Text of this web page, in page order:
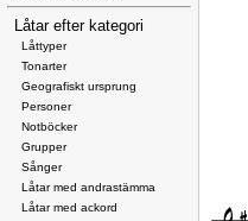
Låtar efter kategori
Låttyper
Tonarter
Geografiskt ursprung
Personer
Notböcker
Grupper
Sånger
Låtar med andrastämma
Låtar med ackord